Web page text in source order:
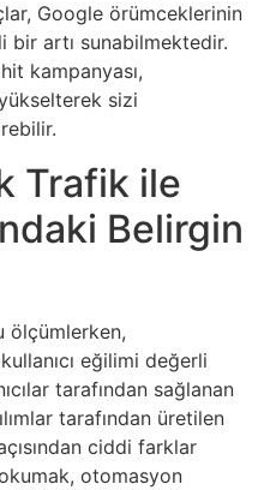
Google örümceklerinin
bir artı sunabilmektedir.
kampanyası,
sizi
Trafik ile
Belirgin
ölçümlerken,
eğilimi değerli
tarafından sağlanan
tarafından üretilen
ciddi farklar
otomasyon